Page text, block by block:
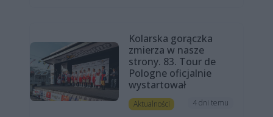
Kolarska gorączka
zmierza w nasze
strony. 83. Tour de
Pologne oficjalnie
wystartował
Aktualności 4 dni temu